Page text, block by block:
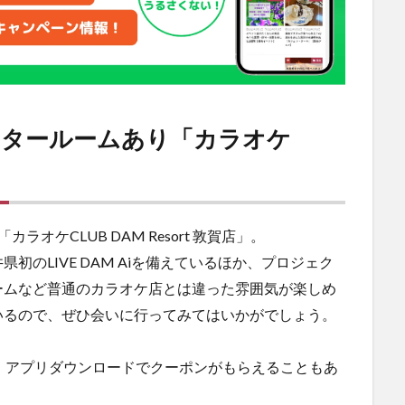
ールームあり「カラオケ
ラオケCLUB DAM Resort 敦賀店」。
初のLIVE DAM Aiを備えているほか、プロジェク
など普通のカラオケ店とは違った雰囲気が楽しめ
ので、ぜひ会いに行ってみてはいかがでしょう。
プリダウンロードでクーポンがもらえることもあ